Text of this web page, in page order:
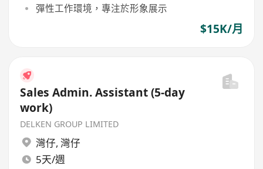
彈性工作環境，專注於形象展示
$15K/月
Sales Admin. Assistant (5-day
work)
DELKEN GROUP LIMITED
灣仔, 灣仔
5天/週